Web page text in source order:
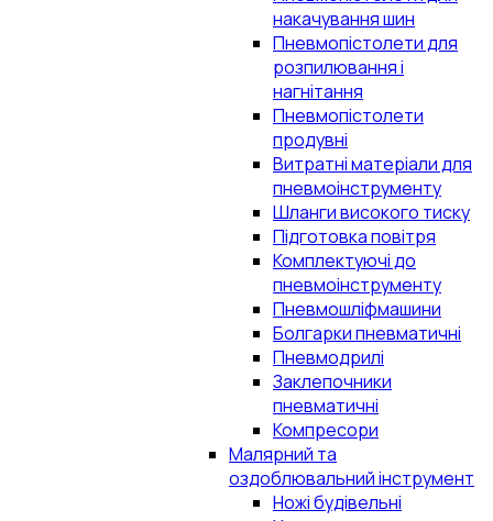
накачування шин
Пневмопістолети для
розпилювання і
нагнітання
Пневмопістолети
продувні
Витратні матеріали для
пневмоінструменту
Шланги високого тиску
Підготовка повітря
Комплектуючі до
пневмоінструменту
Пневмошліфмашини
Болгарки пневматичні
Пневмодрилі
Заклепочники
пневматичні
Компресори
Малярний та
оздоблювальний інструмент
Ножі будівельні